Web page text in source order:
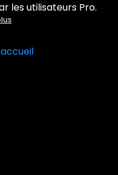
les utilisateurs Pro.
accueil